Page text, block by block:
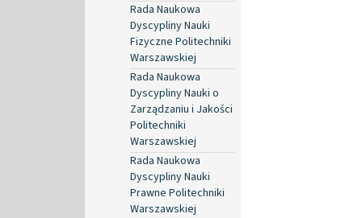
Rada Naukowa
Dyscypliny Nauki
Fizyczne Politechniki
Warszawskiej
Rada Naukowa
Dyscypliny Nauki o
Zarządzaniu i Jakości
Politechniki
Warszawskiej
Rada Naukowa
Dyscypliny Nauki
Prawne Politechniki
Warszawskiej